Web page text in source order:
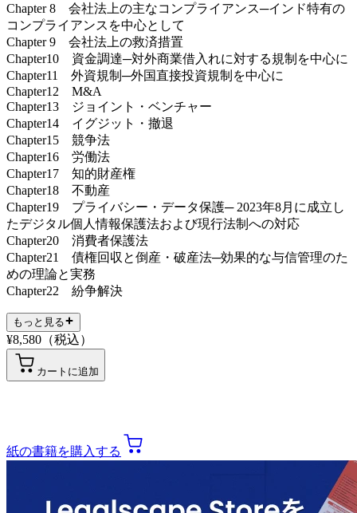
Chapter 8 会社法上の主なコンプライアンス─インド特有の
コンプライアンスを中心として
Chapter 9 会社法上の救済措置
Chapter10 資金調達─対外商業借入れに対する規制を中心に
Chapter11 外資規制─外国直接投資規制を中心に
Chapter12 M&A
Chapter13 ジョイント・ベンチャー
Chapter14 イグジット・撤退
Chapter15 競争法
Chapter16 労働法
Chapter17 知的財産権
Chapter18 不動産
Chapter19 プライバシー・データ保護─ 2023年8月に成立し
たデジタル個人情報保護法および現行法制への対応
Chapter20 消費者保護法
Chapter21 債権回収と倒産・破産法─効果的な与信管理のた
めの理論と実務
Chapter22 紛争解決
もっと見る
¥8,580 （税込）
カートに追加
紙の書籍を購入する